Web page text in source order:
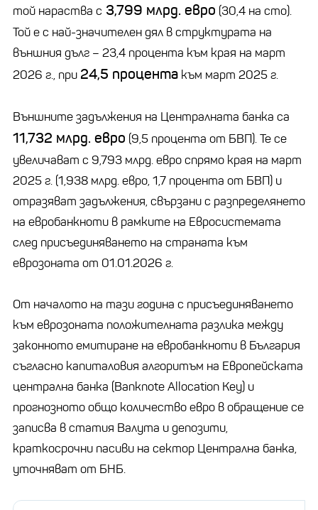
той нараства с 3,799 млрд. евро (30,4 на сто).
Той е с най-значителен дял в структурата на
външния дълг – 23,4 процента към края на март
2026 г., при 24,5 процента към март 2025 г.
Външните задължения на Централната банка са
11,732 млрд. евро (9,5 процента от БВП). Те се
увеличават с 9,793 млрд. евро спрямо края на март
2025 г. (1,938 млрд. евро, 1,7 процента от БВП) и
отразяват задължения, свързани с разпределянето
на евробанкноти в рамките на Евросистемата
след присъединяването на страната към
еврозоната от 01.01.2026 г.
От началото на тази година с присъединяването
към еврозоната положителната разлика между
законното емитиране на евробанкноти в България
съгласно капиталовия алгоритъм на Европейската
централна банка (Banknote Allocation Key) и
прогнозното общо количество евро в обращение се
записва в статия Валута и депозити,
краткосрочни пасиви на сектор Централна банка,
уточняват от БНБ.